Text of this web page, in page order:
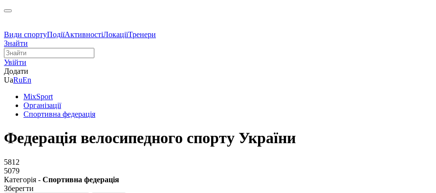
Види спортуПодіїАктивностіЛокаціїТренери
Знайти
Увійти
Додати
UaRuEn
MixSport
Організації
Спортивна федерація
Федерація велосипедного спорту України
5812
5079
Категорія - Спортивна федерація
Зберегти